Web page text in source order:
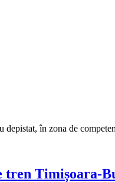
în zona de
tren Timișoara-